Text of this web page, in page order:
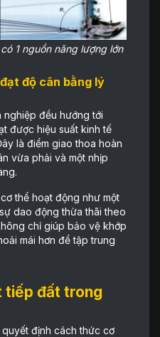
1 nguồn năng lượng lớn
độ cân bằng lý
đều hướng tới
được hiệu suất kinh tế
là điểm giao thoa hoàn
vừa phải và một nhịp
thể hoạt động như một
dao động thừa thãi theo
chỉ giúp bảo vệ khớp
mái hơn để tập trung
tiếp đất trong
định cách thức cơ